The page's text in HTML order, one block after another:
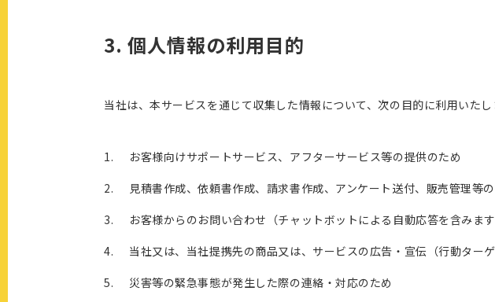
3. 個人情報の利用目的
当社は、本サービスを通じて収集した情報について、次の目的に利用いたし
お客様向けサポートサービス、アフターサービス等の提供のため
見積書作成、依頼書作成、請求書作成、アンケート送付、販売管理等
お客様からのお問い合わせ（チャットボットによる自動応答を含みま
当社又は、当社提携先の商品又は、サービスの広告・宣伝（行動ター
災害等の緊急事態が発生した際の連絡・対応のため